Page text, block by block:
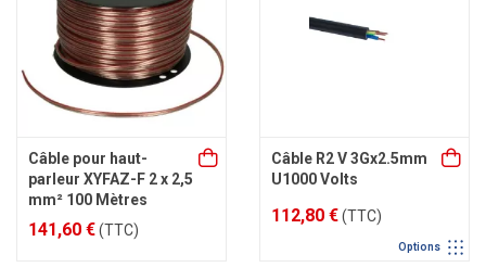
Câble pour haut-
parleur XYFAZ-F 2 x 2,5
mm² 100 Mètres
141,60 €(TTC)
Câble R2 V 3Gx2.5mm
U1000 Volts
112,80 €(TTC)
Options